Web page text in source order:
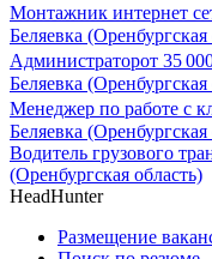
Монтажник интернет
Беляевка (Оренбургская
Администраторот 35
Беляевка (Оренбургская
Менеджер по работе с
Беляевка (Оренбургская
Водитель грузового
(Оренбургская область)
HeadHunter
Размещение